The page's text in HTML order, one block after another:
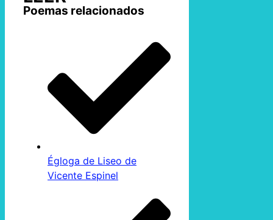
Poemas relacionados
Égloga de Liseo de
Vicente Espinel